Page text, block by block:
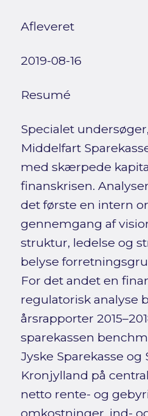
Afleveret
2019-08-16
Resumé
Specialet
Middelfart
med skærpede
finanskrisen.
det første en intern
gennemgang af
struktur, ledelse og
belyse
For det andet en
regulatorisk analyse
årsrapporter
sparekassen
Jyske Sparekasse og
Kronjylland på
netto rente- og
omkostninger, ind-